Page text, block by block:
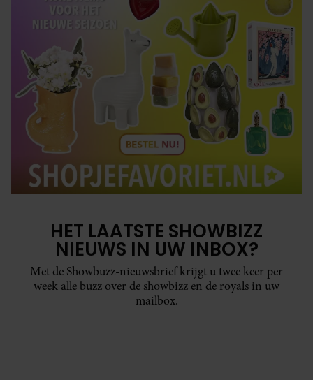
HET LAATSTE SHOWBIZZ
NIEUWS IN UW INBOX?
Met de Showbuzz-nieuwsbrief krijgt u twee keer per
week alle buzz over de showbizz en de royals in uw
mailbox.